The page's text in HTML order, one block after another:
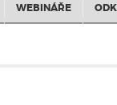
WEBINÁŘE